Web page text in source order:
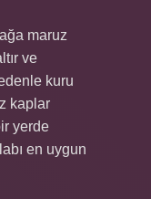
maruz
ve
kuru
kaplar
yerde
en uygun